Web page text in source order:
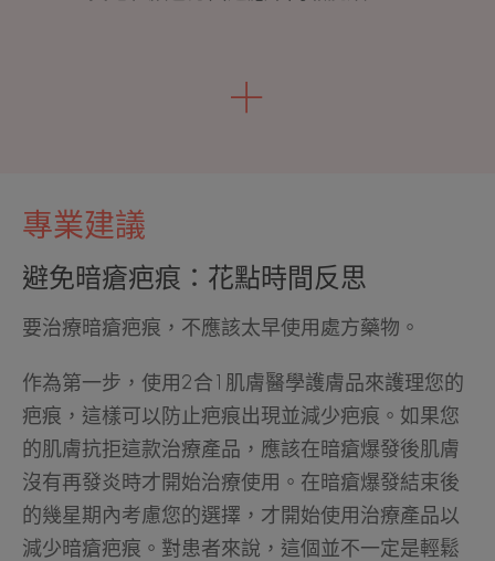
專業建議
避免暗瘡疤痕：花點時間反思
要治療暗瘡疤痕，不應該太早使用處方藥物。
作為第一步，使用2合1肌膚醫學護膚品來護理您的
疤痕，這樣可以防止疤痕出現並減少疤痕。如果您
的肌膚抗拒這款治療產品，應該在暗瘡爆發後肌膚
沒有再發炎時才開始治療使用。在暗瘡爆發結束後
的幾星期內考慮您的選擇，才開始使用治療產品以
減少暗瘡疤痕。對患者來說，這個並不一定是輕鬆